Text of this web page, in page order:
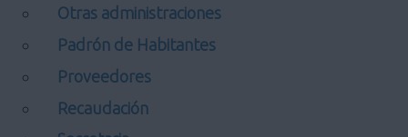
Otras administraciones
Padrón de Habitantes
Proveedores
Recaudación